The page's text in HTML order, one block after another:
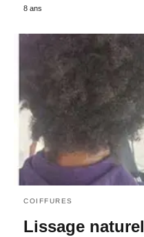
8 ans
COIFFURES
Lissage naturel